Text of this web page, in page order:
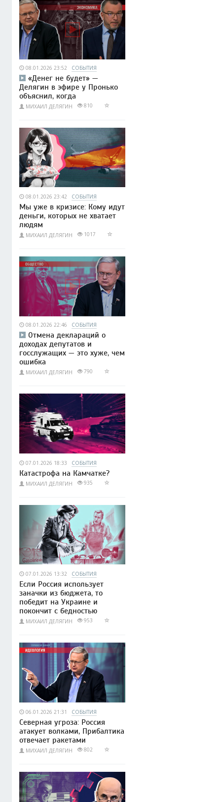
08.01.2026 23:52 СОБЫТИЯ
«Денег не будет» —
Делягин в эфире у Пронько
объяснил, когда
МИХАИЛ ДЕЛЯГИН 810
08.01.2026 23:42 СОБЫТИЯ
Мы уже в кризисе: Кому идут
деньги, которых не хватает
людям
МИХАИЛ ДЕЛЯГИН 1017
08.01.2026 22:46 СОБЫТИЯ
Отмена деклараций о
доходах депутатов и
госслужащих — это хуже, чем
ошибка
МИХАИЛ ДЕЛЯГИН 790
07.01.2026 18:33 СОБЫТИЯ
Катастрофа на Камчатке?
МИХАИЛ ДЕЛЯГИН 935
07.01.2026 13:32 СОБЫТИЯ
Если Россия использует
заначки из бюджета, то
победит на Украине и
покончит с бедностью
МИХАИЛ ДЕЛЯГИН 953
06.01.2026 21:31 СОБЫТИЯ
Северная угроза: Россия
атакует волками, Прибалтика
отвечает ракетами
МИХАИЛ ДЕЛЯГИН 802